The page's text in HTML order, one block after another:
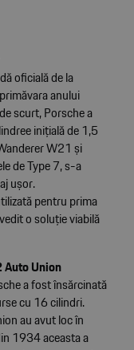
oficială de la
anului
scurt, Porsche a
inițială de 1,5
W21 și
de Type 7, s-a
ușor.
pentru prima
o soluție viabilă
Auto Union
a fost însărcinată
cu 16 cilindri.
au avut loc în
1934 aceasta a